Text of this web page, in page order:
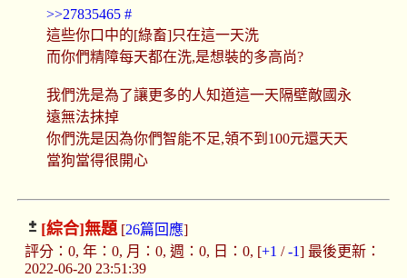
>>27835465#
這些你口中的[綠畜]只在這一天洗
而你們精障每天都在洗,是想裝的多高尚?
我們洗是為了讓更多的人知道這一天隔壁敵國永
遠無法抹掉
你們洗是因為你們智能不足,領不到100元還天天
當狗當得很開心
[綜合]無題[26篇回應]
評分：0, 年：0, 月：0, 週：0, 日：0, [+1 /-1] 最後更新：
2022-06-20 23:51:39